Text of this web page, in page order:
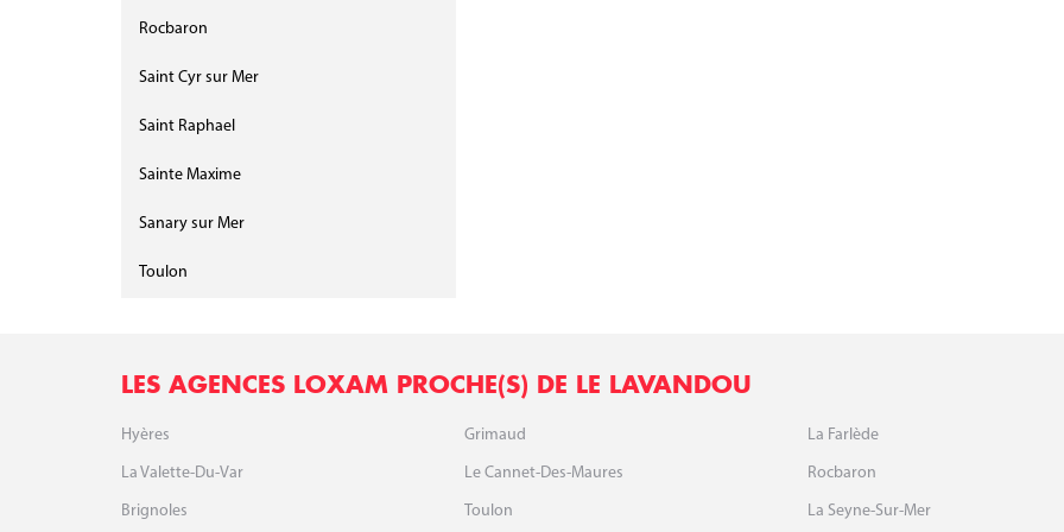
Rocbaron
Saint Cyr sur Mer
Saint Raphael
Sainte Maxime
Sanary sur Mer
Toulon
LES AGENCES LOXAM PROCHE(S) DE LE LAVANDOU
Hyères Grimaud La Farlède
La Valette-Du-Var Le Cannet-Des-Maures Rocbaron
Brignoles Toulon La Seyne-Sur-Mer